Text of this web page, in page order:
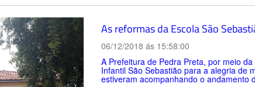
As reformas da Escola São
06/12/2018 ás 15:58:00
A Prefeitura de Pedra Preta, por meio
Infantil São Sebastião para a alegria de
estiveram acompanhando o andamento